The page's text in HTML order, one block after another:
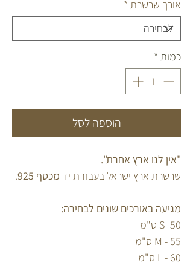
אורך שרשרת *
כמות *
הוספה לסל
"אין לנו ארץ אחרת".
שרשרת ארץ ישראל בעבודת יד מכסף 925 .
מגיעה באורכים שונים לבחירה:
S- 50 ס"מ
M - 55 ס"מ
L - 60 ס"מ